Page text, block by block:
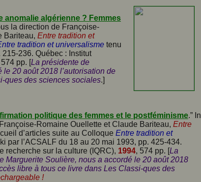
anomalie algérienne ? Femmes
la direction de Françoise-
Bariteau, Entre tradition et
tradition et universalisme tenu
236. Québec : Institut
574 pp. [La présidente de
20 août 2018 l’autorisation de
ques des sciences sociales.]
politique des femmes et le postféminisme.” In
Romaine Ouellette et Claude Bariteau, Entre
d’articles suite au Colloque Entre tradition et
par l’ACSALF du 18 au 20 mai 1993, pp. 425-434.
recherche sur la culture (IQRC), 1994, 574 pp. [La
Marguerite Soulière, nous a accordé le 20 août 2018
libre à tous ce livre dans Les Classi-ques des
!